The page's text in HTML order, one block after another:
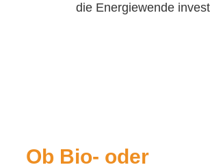
die Energiewende
Ob Bio- oder